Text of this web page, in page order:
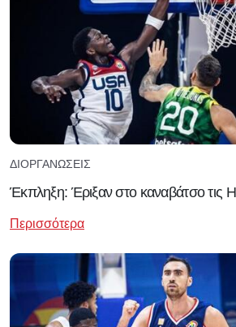
ΔΙΟΡΓΑΝΏΣΕΙΣ
Έκπληξη: Έριξαν στο καναβάτσο τις
Περισσότερα